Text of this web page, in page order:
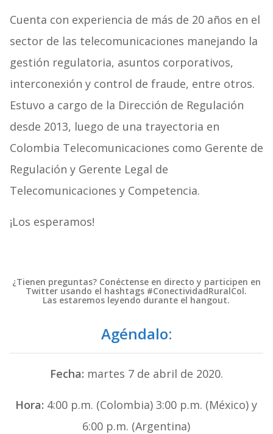
Cuenta con experiencia de más de 20 años en el
sector de las telecomunicaciones manejando la
gestión regulatoria, asuntos corporativos,
interconexión y control de fraude, entre otros.
Estuvo a cargo de la Dirección de Regulación
desde 2013, luego de una trayectoria en
Colombia Telecomunicaciones como Gerente de
Regulación y Gerente Legal de
Telecomunicaciones y Competencia.
¡Los esperamos!
¿Tienen preguntas? Conéctense en directo y participen en
Twitter usando el hashtags #ConectividadRuralCol.
Las estaremos leyendo durante el hangout.
Agéndalo:
Fecha: martes 7 de abril de 2020.
Hora: 4:00 p.m. (Colombia) 3:00 p.m. (México) y
6:00 p.m. (Argentina)